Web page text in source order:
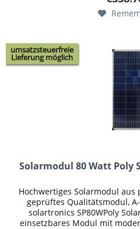
umsatzsteuerfreie
Lieferung möglich
Solarmodul 80 Watt Poly
Hochwertiges Solarmodul
geprüftes Qualitätsmodul, A-
solartronics SP80WPoly
einsetzbares Modul mit